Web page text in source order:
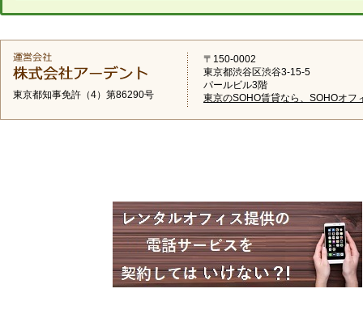
東京都知事免許（4）第86290号
〒150-0002
東京都渋谷区渋谷3-15-5
パールビル3階
東京のSOHO賃貸なら、SOHOオフ